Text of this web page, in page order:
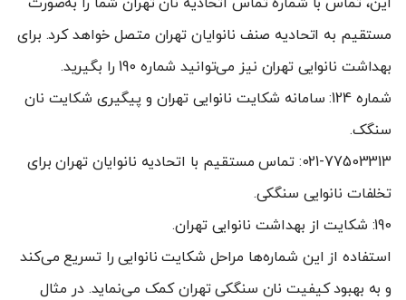
مستقیم به اتحادیه صنف نانوایان تهران متصل خواهد کرد. برای
بهداشت نانوایی تهران نیز می‌توانید شماره 190 را بگیرید.
شماره 124: سامانه شکایت نانوایی تهران و پیگیری شکایت نان
سنگک.
021-77503313: تماس مستقیم با اتحادیه نانوایان تهران برای
تخلفات نانوایی سنگکی.
190: شکایت از بهداشت نانوایی تهران.
استفاده از این شماره‌ها مراحل شکایت نانوایی را تسریع می‌کند
و به بهبود کیفیت نان سنگکی تهران کمک می‌نماید. در مثال